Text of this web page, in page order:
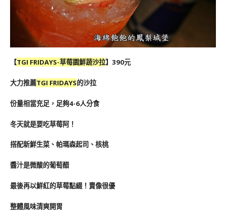
【TGI FRIDAYS-草莓園鮮蔬沙拉】390元
大力推薦TGI FRIDAYS的沙拉
份量相當充足，足夠4-6人分食
冬天就是要吃草莓阿！
搭配新鮮生菜、帕瑪森起司、核桃
醬汁是微酸的葡萄醋
最後再以鮮紅的草莓點綴！賣像很優
整體風味清爽開胃